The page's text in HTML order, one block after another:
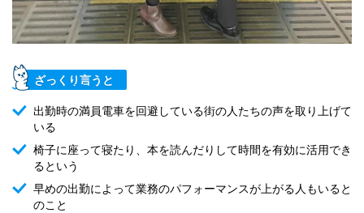
ざっくり言うと
出勤時の満員電車を回避している街の人たちの声を取り上げて
いる
椅子に座って寝たり、本を読んだりして時間を有効に活用でき
るという
早めの出勤によって業務のパフォーマンスが上がる人もいると
のこと